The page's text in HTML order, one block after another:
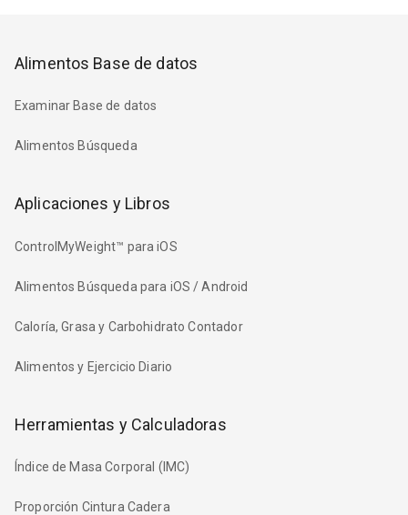
Alimentos Base de datos
Examinar Base de datos
Alimentos Búsqueda
Aplicaciones y Libros
ControlMyWeight™ para iOS
Alimentos Búsqueda para iOS / Android
Caloría, Grasa y Carbohidrato Contador
Alimentos y Ejercicio Diario
Herramientas y Calculadoras
Índice de Masa Corporal (IMC)
Proporción Cintura Cadera